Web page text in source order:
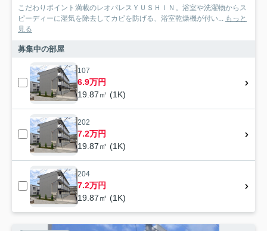
こだわりポイント満載のレオパレスＹＵＳＨＩＮ。浴室や洗濯物からス
ピーディーに湿気を除去してカビを防げる、浴室乾燥機が付い...
もっと
見る
募集中の部屋
107
6.9万円
19.87㎡ (1K)
202
7.2万円
19.87㎡ (1K)
204
7.2万円
19.87㎡ (1K)